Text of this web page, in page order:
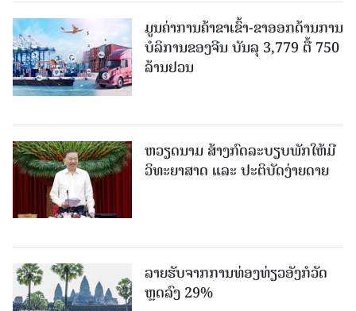
ມູນຄ່າການຄ້າຂາເຂົ້າ-ຂາອອກດ້ານການ
ບໍລິການຂອງຈີນ ບັນລຸ 3,779 ຕື້ 750
ລ້ານຢວນ
ຫວຽດນາມ ສ້າງກົດລະບຽບພັກໃຫ້ມີ
ວິທະຍາສາດ ແລະ ປະຕິບັດງ່າຍດາຍ
ລາຍຮັບຈາກການທ່ອງທ່ຽວອັງກໍວັດ
ຫຼດລົງ 29%